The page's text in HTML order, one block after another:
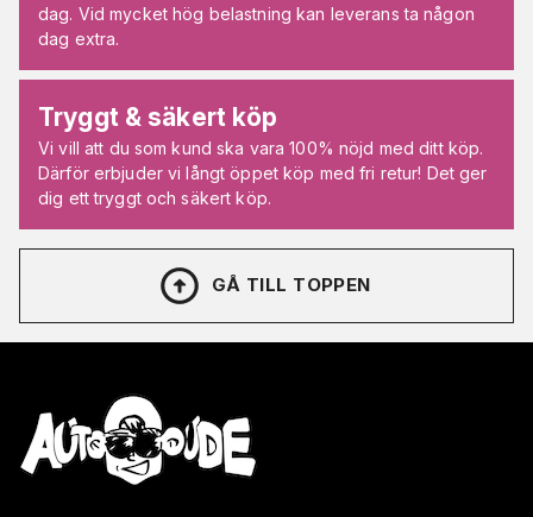
dag. Vid mycket hög belastning kan leverans ta någon
dag extra.
Tryggt & säkert köp
Vi vill att du som kund ska vara 100% nöjd med ditt köp.
Därför erbjuder vi långt öppet köp med fri retur! Det ger
dig ett tryggt och säkert köp.
GÅ TILL TOPPEN